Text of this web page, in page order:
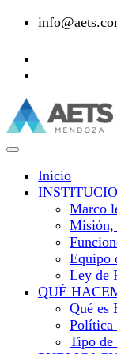
Inicio
Marco
Misión,
Equipo
Ley de
QUÉ
Qué es
Política
Tipo de